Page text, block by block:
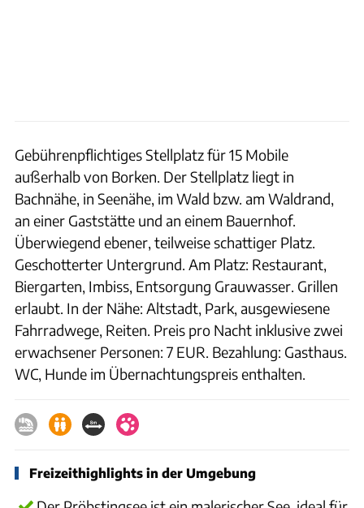
Gebührenpflichtiges Stellplatz für 15 Mobile
außerhalb von Borken. Der Stellplatz liegt in
Bachnähe, in Seenähe, im Wald bzw. am Waldrand,
an einer Gaststätte und an einem Bauernhof.
Überwiegend ebener, teilweise schattiger Platz.
Geschotterter Untergrund. Am Platz: Restaurant,
Biergarten, Imbiss, Entsorgung Grauwasser. Grillen
erlaubt. In der Nähe: Altstadt, Park, ausgewiesene
Fahrradwege, Reiten. Preis pro Nacht inklusive zwei
erwachsener Personen: 7 EUR. Bezahlung: Gasthaus.
WC, Hunde im Übernachtungspreis enthalten.
Freizeithighlights in der Umgebung